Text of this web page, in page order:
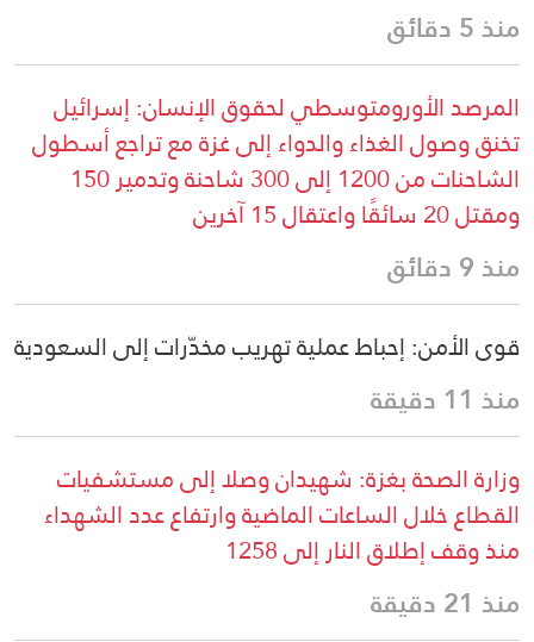
منذ 5 دقائق
المرصد الأورومتوسطي لحقوق الإنسان: إسرائيل
تخنق وصول الغذاء والدواء إلى غزة مع تراجع أسطول
الشاحنات من 1200 إلى 300 شاحنة وتدمير 150
ومقتل 20 سائقًا واعتقال 15 آخرين
منذ 9 دقائق
قوى الأمن: إحباط عملية تهريب مخدّرات إلى السعودية
منذ 11 دقيقة
وزارة الصحة بغزة: شهيدان وصلا إلى مستشفيات
القطاع خلال الساعات الماضية وارتفاع عدد الشهداء
منذ وقف إطلاق النار إلى 1258
منذ 21 دقيقة